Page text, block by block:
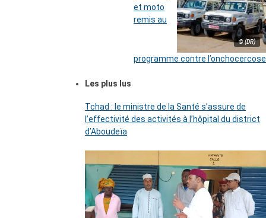
© (DR)
et moto
remis au
programme contre l’onchocercose
Les plus lus
Tchad : le ministre de la Santé s’assure de
l’effectivité des activités à l’hôpital du district
d’Aboudeïa